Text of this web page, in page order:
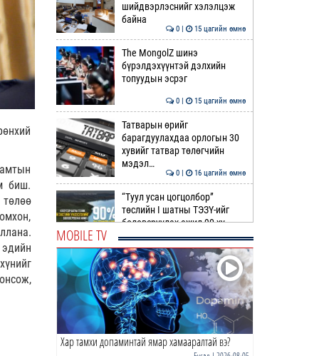
биш.
шийдвэрлэснийг хэлэлцэж
байна
0 | 15 цагийн өмнө
The MongolZ шинэ
бүрэлдэхүүнтэй дэлхийн
топуудын эсрэг
0 | 15 цагийн өмнө
Татварын өрийг
барагдуулахдаа орлогын 30
хувийг татвар төлөгчийн
мэдэл…
0 | 16 цагийн өмнө
“Туул усан цогцолбор”
төслийн I шатны ТЭЗҮ-ийг
боловсруулах ажил 90 ху…
Нийслэлийн иргэдийн
Төлөөлөгчдийн Хурлын
Ээлжит VIII хуралдаан
эхэллээ
0 | 16 цагийн өмнө
ТОО | Гадаад валютын нөөц
MOBILE TV
Хар тамхи допаминтай ямар хамааралтай вэ?